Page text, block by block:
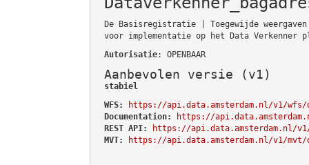
De Basisregistratie | Toegewijde
voor implementatie op het Data Verkenner
Autorisatie: OPENBAAR
Aanbevolen versie (v1)
stabiel
WFS:
https://api.data.amsterdam.nl/v1/wfs/
Documentation:
https://
REST API:
https://api.data.amsterdam.nl/
MVT:
https://api.data.amsterdam.nl/v1/mvt/